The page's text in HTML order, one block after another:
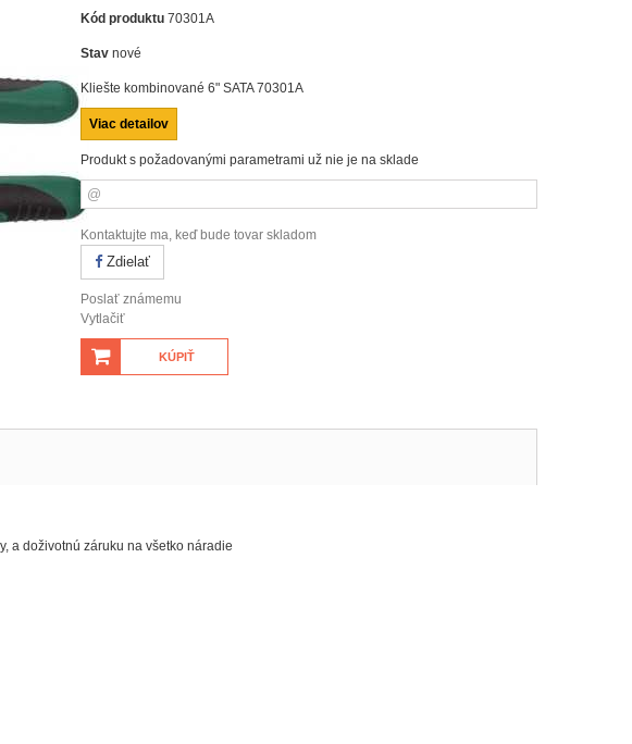
Kód produktu 70301A
Stav nové
Kliešte kombinované 6" SATA 70301A
Viac detailov
Produkt s požadovanými parametrami už nie je na sklade
Kontaktujte ma, keď bude tovar skladom
Zdielať
Poslať známemu
Vytlačiť
KÚPIŤ
a doživotnú záruku na všetko náradie